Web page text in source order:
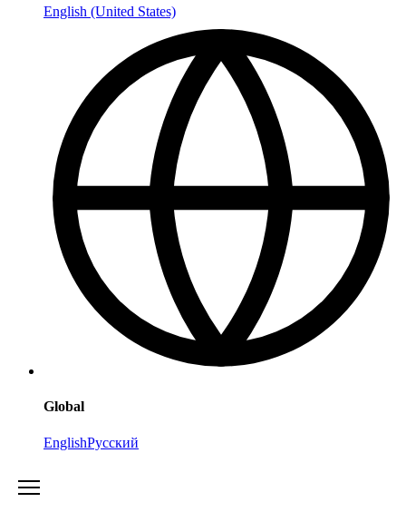
English (United States)
Global
EnglishРусский